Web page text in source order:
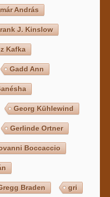
András
J. Kinslow
Kafka
Gadd Ann
Georg Kühlewind
Gerlinde Ortner
Boccaccio
Braden gri